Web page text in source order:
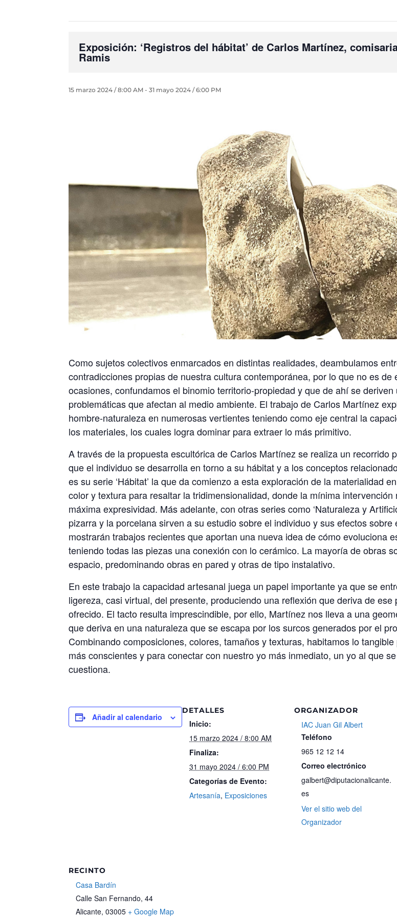
Exposición: ‘Registros del hábitat’ de Carlos Martínez,
Ramis
15 marzo 2024 / 8:00 AM -31 mayo 2024 / 6:00 PM
Como sujetos colectivos enmarcados en distintas realidades, deambulamos
contradicciones propias de nuestra cultura contemporánea, por lo que no es de
ocasiones, confundamos el binomio territorio-propiedad y que de ahí se deriven
problemáticas que afectan al medio ambiente. El trabajo de Carlos Martínez
hombre-naturaleza en numerosas vertientes teniendo como eje central la
los materiales, los cuales logra dominar para extraer lo más primitivo.
A través de la propuesta escultórica de Carlos Martínez se realiza un recorrido
que el individuo se desarrolla en torno a su hábitat y a los conceptos
es su serie ‘Hábitat’ la que da comienzo a esta exploración de la materialidad
color y textura para resaltar la tridimensionalidad, donde la mínima intervención
máxima expresividad. Más adelante, con otras series como ‘Naturaleza y
pizarra y la porcelana sirven a su estudio sobre el individuo y sus efectos sobre
mostrarán trabajos recientes que aportan una nueva idea de cómo evoluciona
teniendo todas las piezas una conexión con lo cerámico. La mayoría de obras
espacio, predominando obras en pared y otras de tipo instalativo.
En este trabajo la capacidad artesanal juega un papel importante ya que se
ligereza, casi virtual, del presente, produciendo una reflexión que deriva de ese
ofrecido. El tacto resulta imprescindible, por ello, Martínez nos lleva a una
que deriva en una naturaleza que se escapa por los surcos generados por el
Combinando composiciones, colores, tamaños y texturas, habitamos lo
más conscientes y para conectar con nuestro yo más inmediato, un yo al que
cuestiona.
Añadir al calendario
DETALLES
Inicio:
15 marzo 2024 / 8:00 AM
Finaliza:
31 mayo 2024 / 6:00 PM
Categorías de Evento:
Artesanía, Exposiciones
ORGANIZADOR
IAC Juan Gil Albert
Teléfono
965 12 12 14
Correo electrónico
galbert@diputacionalicante.
es
Ver el sitio web del
Organizador
RECINTO
Casa Bardín
Calle San Fernando, 44
Alicante, 03005 + Google Map